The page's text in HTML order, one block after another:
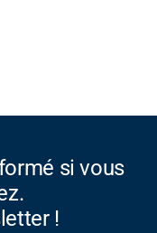
si vous
!